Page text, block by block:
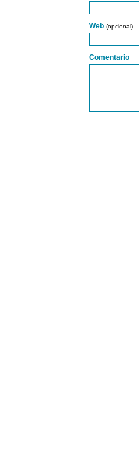
Web (opcional)
Comentario